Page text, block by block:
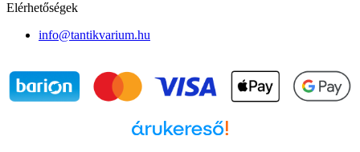
Elérhetőségek
info@tantikvarium.hu